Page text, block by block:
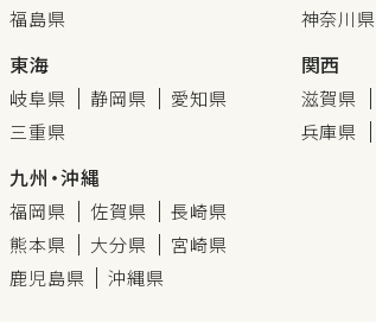
福島県
神奈川県
東海
岐阜県 静岡県
愛知県
三重県
関西
滋賀県
兵庫県
九州・沖縄
福岡県 佐賀県
長崎県
熊本県
大分県
宮崎県
鹿児島県
沖縄県